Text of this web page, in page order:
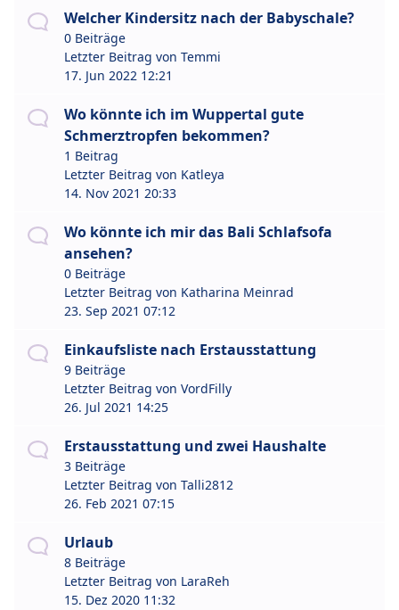
Welcher Kindersitz nach der Babyschale?
0 Beiträge
Letzter Beitrag von Temmi
17. Jun 2022 12:21
Wo könnte ich im Wuppertal gute
Schmerztropfen bekommen?
1 Beitrag
Letzter Beitrag von Katleya
14. Nov 2021 20:33
Wo könnte ich mir das Bali Schlafsofa
ansehen?
0 Beiträge
Letzter Beitrag von Katharina Meinrad
23. Sep 2021 07:12
Einkaufsliste nach Erstausstattung
9 Beiträge
Letzter Beitrag von VordFilly
26. Jul 2021 14:25
Erstausstattung und zwei Haushalte
3 Beiträge
Letzter Beitrag von Talli2812
26. Feb 2021 07:15
Urlaub
8 Beiträge
Letzter Beitrag von LaraReh
15. Dez 2020 11:32